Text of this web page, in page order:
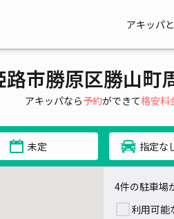
アキッパ
路市勝原区勝山町
アキッパなら予約ができて格安料
未定 指定な
4件の駐車場
利用可能